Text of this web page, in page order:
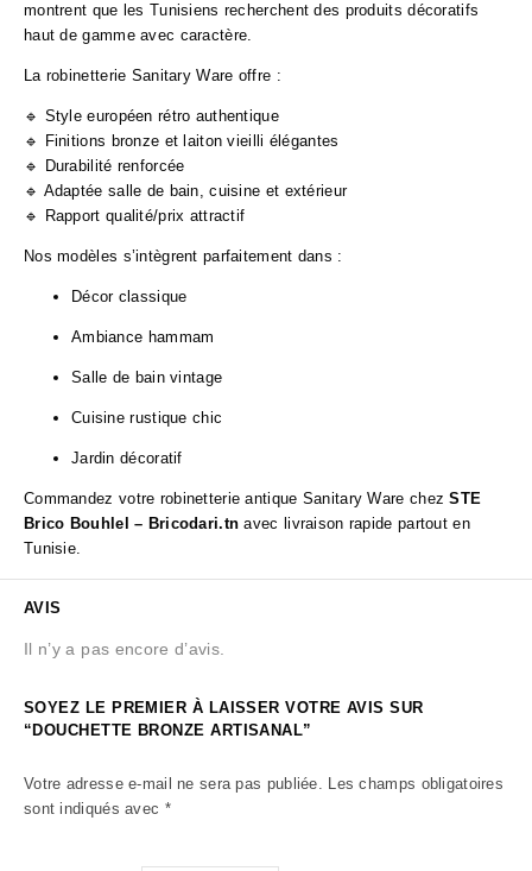
montrent que les Tunisiens recherchent des produits décoratifs
haut de gamme avec caractère.
La robinetterie Sanitary Ware offre :
🔹 Style européen rétro authentique
🔹 Finitions bronze et laiton vieilli élégantes
🔹 Durabilité renforcée
🔹 Adaptée salle de bain, cuisine et extérieur
🔹 Rapport qualité/prix attractif
Nos modèles s’intègrent parfaitement dans :
Décor classique
Ambiance hammam
Salle de bain vintage
Cuisine rustique chic
Jardin décoratif
Commandez votre robinetterie antique Sanitary Ware chezSTE
Brico Bouhlel – Bricodari.tn avec livraison rapide partout en
Tunisie.
AVIS
Il n’y a pas encore d’avis.
SOYEZ LE PREMIER À LAISSER VOTRE AVIS SUR
“DOUCHETTE BRONZE ARTISANAL”
Votre adresse e-mail ne sera pas publiée. Les champs obligatoires
sont indiqués avec *